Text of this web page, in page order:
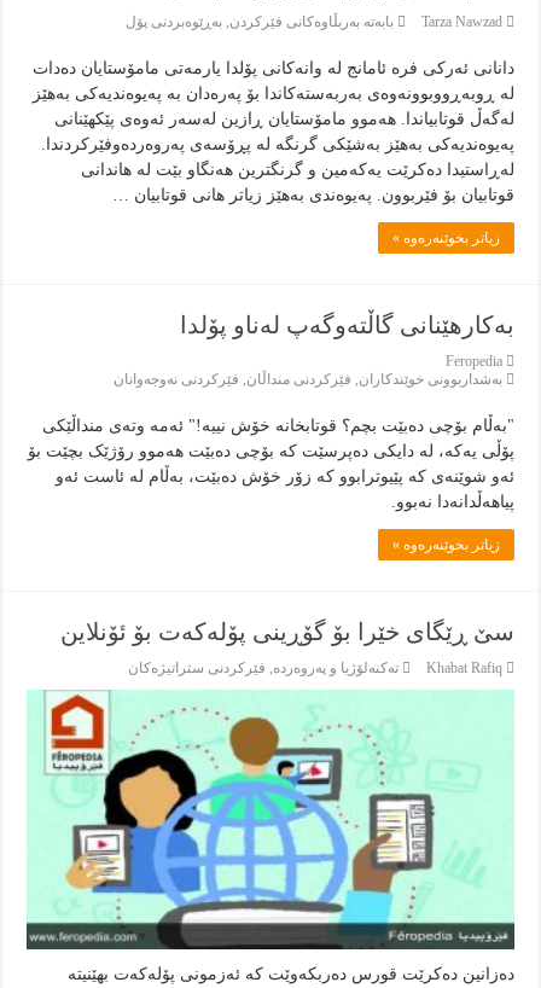
Tarza Nawzad بابەتە بەربڵاوەكانى فێركردن,بەڕێوەبردنى پۆل
دانانی ئەرکی فرە ئامانج لە وانەکانی پۆلدا یارمەتی مامۆستایان دەدات
لە ڕوبەڕووبوونەوەی بەربەستەکاندا بۆ پەرەدان بە پەیوەندیەکی بەهێز
لەگەڵ قوتابیاندا. هەموو مامۆستایان ڕازین لەسەر ئەوەی پێکهێنانی
پەیوەندیەکی بەهێز بەشێکی گرنگە لە پڕۆسەی پەروەردەوفێرکردندا.
لەڕاستیدا دەکرێت یەکەمین و گرنگترین هەنگاو بێت لە هاندانی
قوتابیان بۆ فێربوون. پەیوەندی بەهێز زیاتر هانی قوتابیان …
زياتر بخوێنەرەوە »
بەکارهێنانی گاڵتەوگەپ لەناو پۆلدا
Feropedia
بەشداربوونی خوێندكاران, فێركردنى منداڵان, فێركردنى نەوجەوانان
"بەڵام بۆچی دەبێت بچم؟ قوتابخانە خۆش نییە!" ئەمە وتەی منداڵێکی
پۆڵی یەکە، لە دایکی دەپرسێت کە بۆچی دەبێت هەموو رۆژێک بچێت بۆ
ئەو شوێنەی کە پێیوترابوو کە زۆر خۆش دەبێت، بەڵام لە ئاست ئەو
پیاهەڵدانەدا نەبوو.
زياتر بخوێنەرەوە »
سێ ڕێگاى خێرا بۆ گۆڕينى پۆله‌كه‌ت بۆ ئۆنلاين
Khabat Rafiq تەكنەلۆژيا و پەروەردە, فێركردنى ستراتيژەكان
ده‌زانين ده‌كرێت قورس ده‌ربكه‌وێت كه‌ ئه‌زمونى پۆله‌كه‌ت بهێنيته‌